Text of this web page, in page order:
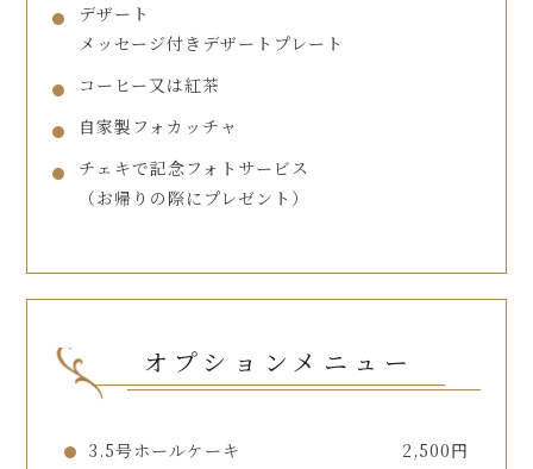
デザート
メッセージ付きデザートプレート
コーヒー又は紅茶
自家製フォカッチャ
チェキで記念フォトサービス
（お帰りの際にプレゼント）
オプションメニュー
3.5号ホールケーキ 2,500円